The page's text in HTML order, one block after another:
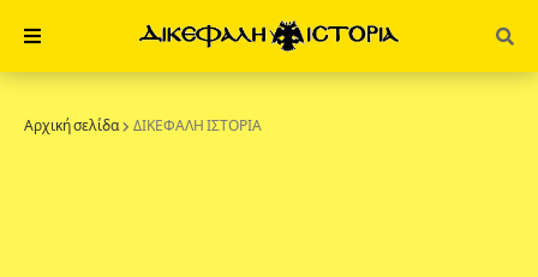
Αρχική σελίδα ΔΙΚΕΦΑΛΗ ΙΣΤΟΡΙΑ